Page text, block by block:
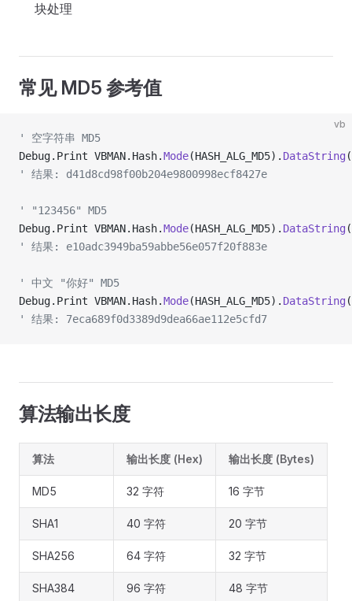
块处理
常见 MD5 参考值
vb
' 空字符串 MD5
Debug.Print VBMAN.Hash.Mode(HASH_ALG_MD5). DataString (
' 结果: d41d8cd98f00b204e9800998ecf8427e
' "123456" MD5
Debug.Print VBMAN.Hash.Mode(HASH_ALG_MD5). DataString (
' 结果: e10adc3949ba59abbe56e057f20f883e
' 中文 "你好" MD5
Debug.Print VBMAN.Hash.Mode(HASH_ALG_MD5). DataString (
' 结果: 7eca689f0d3389d9dea66ae112e5cfd7
算法输出长度
算法 输出长度 (Hex) 输出长度 (Bytes)
MD5 32 字符 16 字节
SHA1 40 字符 20 字节
SHA256 64 字符 32 字节
SHA384 96 字符 48 字节